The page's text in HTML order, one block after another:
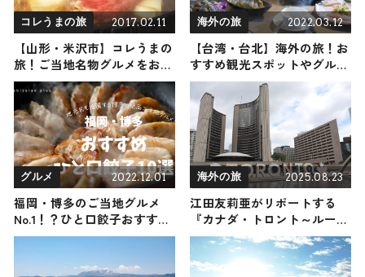
コレうまの旅 2017.02.11
【山形・米沢市】コレうまの
旅！ご当地名物グルメをお届
け
海外の旅 2022.03.12
【台湾・台北】海外の旅！お
すすめ観光スポットやグルメ
をリポート
グルメ 2022.12.01
福岡・博多のご当地グルメ
No.1！？ひと口餃子おすすめ
10選！
海外の旅 2025.08.23
江田友莉亜がリポートする
『カナダ・トロント～ルーネ
ンバーグ」の旅！おすすめ観
光スポットやグルメを紹介
2025年8月23日放送